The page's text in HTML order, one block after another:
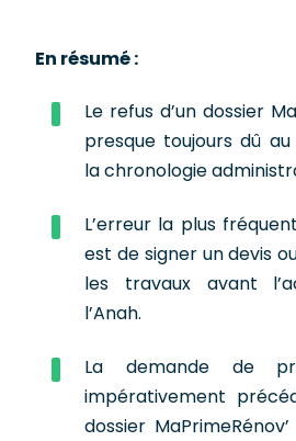
En résumé :
Le refus d’un dossier
presque toujours dû
la chronologie
L’erreur la plus
est de signer un devis
les travaux avant
l’Anah.
La demande de
impérativement
dossier